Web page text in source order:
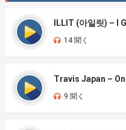
ILLIT (아일릿) – I
14 聞く
Travis Japan –
9 聞く